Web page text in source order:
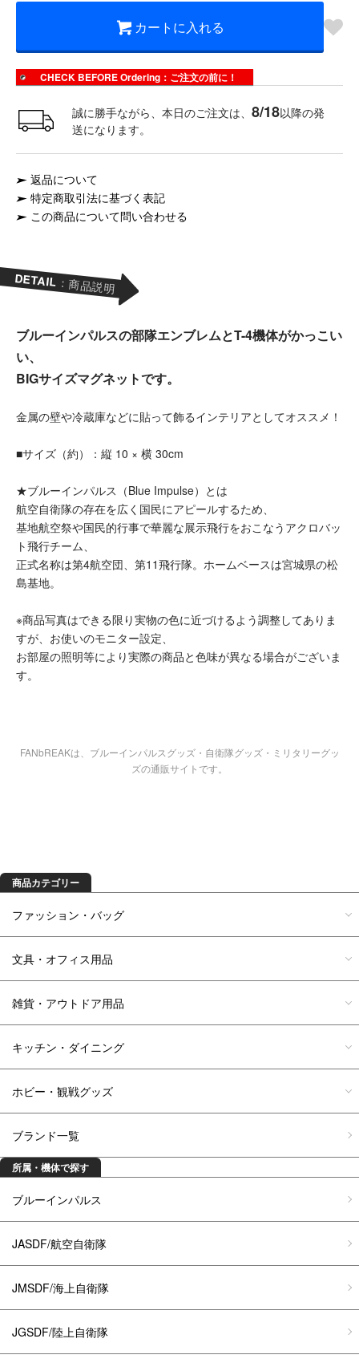
カートに入れる
CHECK BEFORE Ordering：ご注文の前に！
誠に勝手ながら、本日のご注文は、 8/18以降の発
送になります。
返品について
特定商取引法に基づく表記
この商品について問い合わせる
DETAIL：商品説明
ブルーインパルスの部隊エンブレムとT-4機体がかっこい
い、
BIGサイズマグネットです。
金属の壁や冷蔵庫などに貼って飾るインテリアとしてオススメ！
■サイズ（約）：縦 10 × 横 30cm
★ブルーインパルス（Blue Impulse）とは
航空自衛隊の存在を広く国民にアピールするため、
基地航空祭や国民的行事で華麗な展示飛行をおこなうアクロバッ
ト飛行チーム、
正式名称は第4航空団、第11飛行隊。ホームベースは宮城県の松
島基地。
※商品写真はできる限り実物の色に近づけるよう調整してありま
すが、お使いのモニター設定、
お部屋の照明等により実際の商品と色味が異なる場合がございま
す。
FANbREAKは、ブルーインパルスグッズ・自衛隊グッズ・ミリタリーグッ
ズの通販サイトです。
商品カテゴリー
ファッション・バッグ
文具・オフィス用品
雑貨・アウトドア用品
キッチン・ダイニング
ホビー・観戦グッズ
ブランド一覧
所属・機体で探す
ブルーインパルス
JASDF/航空自衛隊
JMSDF/海上自衛隊
JGSDF/陸上自衛隊